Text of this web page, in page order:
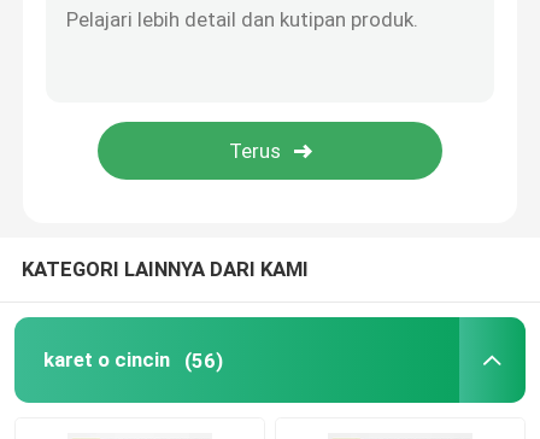
Segel Berikat
O Cincin Kit
KATEGORI LAINNYA DARI KAMI
karet o cincin (56)